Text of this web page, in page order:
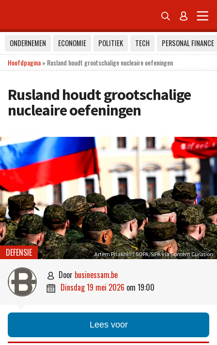
 
ONDERNEMEN ECONOMIE POLITIEK TECH
PERSONAL FINANCE
Hoofdpagina» Rusland houdt grootschalige nucleaire oefeningen
Rusland houdt grootschalige
nucleaire oefeningen
Artem Priakhin / SOPA/SIPA via Content Curation
DEFENSIE
 door businessam.be
 dinsdag 19 mei 2026 om 19:00
Lees voor